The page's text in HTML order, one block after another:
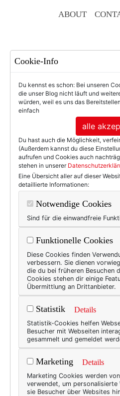
ABOUT
Cookie-Info
Du kennst es schon: Bei unseren
die unser Blog nicht läuft und
würden, weil es uns das
einfach
alle
Du hast auch die Möglichkeit,
(Außerdem kannst du diese
aufrufen und Cookies auch
stehen in unserer
Eine Übersicht aller auf dieser
detaillierte Informationen:
Notwendige Cookies
Sind für die einwandfreie
Funktionelle Cookies
Diese Cookies finden
verbessern. Sie dienen
die du bei früheren Besuchen
Cookies stehen dir einige
Übermittlung an Drittanbieter.
Statistik Details
Statistik-Cookies helfen
Besucher mit Webseiten
gesammelt und gemeldet
Marketing Details
Marketing Cookies werden
verwendet, um personalisierte
sie Besucher über Websites